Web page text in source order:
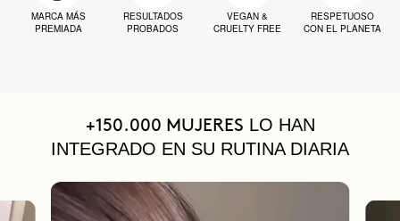
MARCA MÁS
PREMIADA
RESULTADOS
PROBADOS
VEGAN &
CRUELTY FREE
RESPETUOSO
CON EL PLANETA
+150.000 MUJERES LO HAN
INTEGRADO EN SU RUTINA DIARIA